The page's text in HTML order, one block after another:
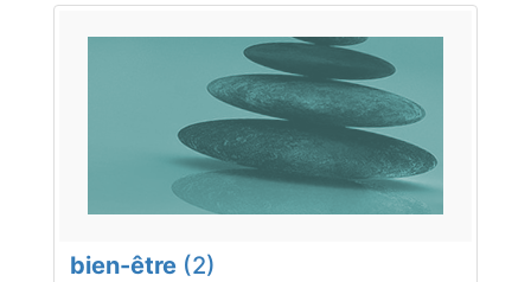
bien-être (2)